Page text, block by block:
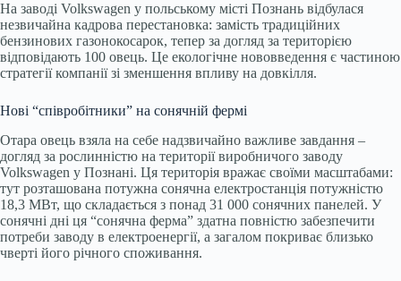
На заводі Volkswagen у польському місті Познань відбулася
незвичайна кадрова перестановка: замість традиційних
бензинових газонокосарок, тепер за догляд за територією
відповідають 100 овець. Це екологічне нововведення є частиною
стратегії компанії зі зменшення впливу на довкілля.
Нові “співробітники” на сонячній фермі
Отара овець взяла на себе надзвичайно важливе завдання –
догляд за рослинністю на території виробничого заводу
Volkswagen у Познані. Ця територія вражає своїми масштабами:
тут розташована потужна сонячна електростанція потужністю
18,3 МВт, що складається з понад 31 000 сонячних панелей. У
сонячні дні ця “сонячна ферма” здатна повністю забезпечити
потреби заводу в електроенергії, а загалом покриває близько
чверті його річного споживання.